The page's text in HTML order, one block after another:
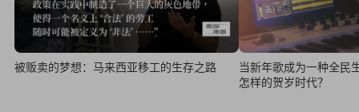
被贩卖的梦想：马来西亚移工的生存之路
当新年歌成为一种全民
怎样的贺岁时代？